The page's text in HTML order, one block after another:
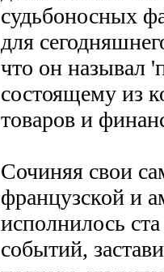
судьбоносных
для
что он называл
состоящему из
товаров и
Сочиняя свои
французской и
исполнилось
событий,